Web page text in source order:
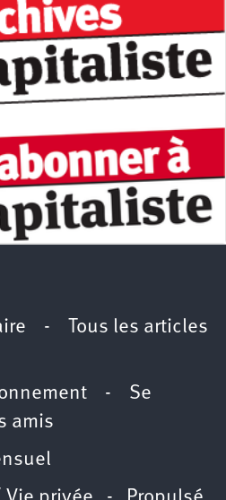
-
Tous les articles
- Se
amis